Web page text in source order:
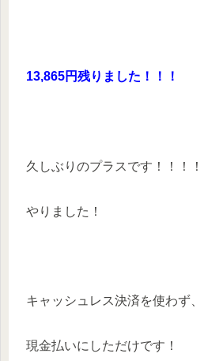
13,865円残りました！！！
久しぶりのプラスです！！！！
やりました！
キャッシュレス決済を使わず、
現金払いにしただけです！